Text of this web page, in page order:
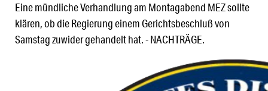
Eine mündliche Verhandlung am Montagabend MEZ sollte
klären, ob die Regierung einem Gerichtsbeschluß von
Samstag zuwider gehandelt hat. - NACHTRÄGE.